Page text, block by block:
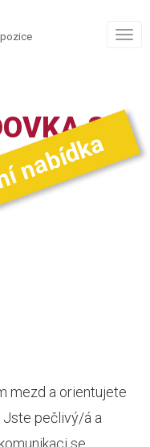
S
nabídka
mezd a orientujete
Jste pečlivý/á a
se